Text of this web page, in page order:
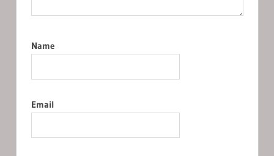
Name
Email